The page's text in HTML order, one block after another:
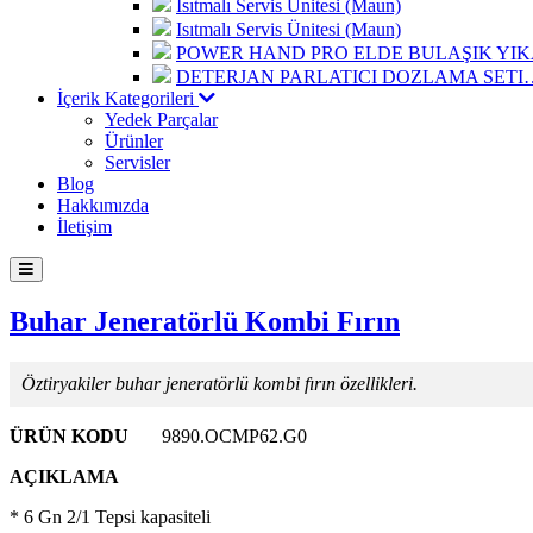
Isıtmalı Servis Ünitesi (Maun)
Isıtmalı Servis Ünitesi (Maun)
POWER HAND PRO ELDE BULAŞIK
DETERJAN PARLATICI DOZLAMA
İçerik Kategorileri
Yedek Parçalar
Ürünler
Servisler
Blog
Hakkımızda
İletişim
Buhar Jeneratörlü Kombi Fırın
Öztiryakiler buhar jeneratörlü kombi fırın özellikleri.
ÜRÜN KODU
9890.OCMP62.G0
AÇIKLAMA
* 6 Gn 2/1 Tepsi kapasiteli